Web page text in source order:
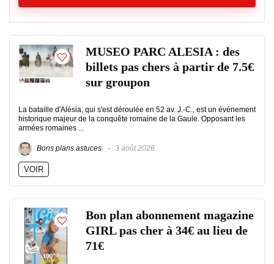
MUSEO PARC ALESIA : des
billets pas chers à partir de 7.5€
sur groupon
La bataille d'Alésia, qui s'est déroulée en 52 av. J.-C., est un événement
historique majeur de la conquête romaine de la Gaule. Opposant les
armées romaines ...
Bons plans astuces 3 août 2026
VOIR
Bon plan abonnement magazine
GIRL pas cher à 34€ au lieu de
71€